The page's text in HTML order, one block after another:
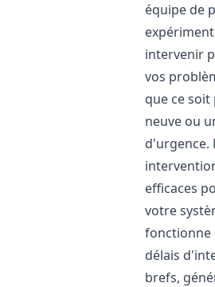
équipe de
intervenir
vos
que ce
neuve ou
d'urgence.
efficaces
votre
fonctionne
délais
brefs,